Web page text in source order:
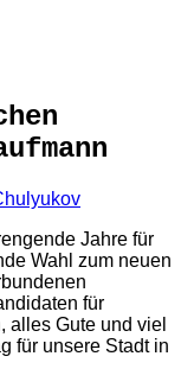
Jahre für
Wahl zum neuen
für
alles Gute und viel
für unsere Stadt in